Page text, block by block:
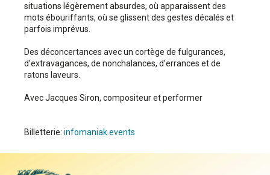
situations légèrement absurdes, où apparaissent des
mots ébouriffants, où se glissent des gestes décalés et
parfois imprévus.
Des déconcertances avec un cortège de fulgurances,
d’extravagances, de nonchalances, d’errances et de
ratons laveurs.
Avec Jacques Siron, compositeur et performer
Billetterie: infomaniak.events